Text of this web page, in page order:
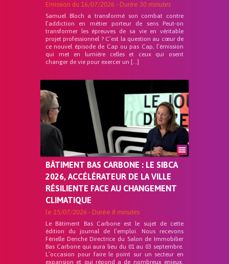
Emission du 16/07/2026 - Durée 30 minutes
Samuel Bloch a transformé son combat contre
l’addiction en métier porteur de sens Peut-on
transformer les épreuves de sa vie en véritable
projet professionnel ? C’est la question au cœur de
ce nouvel épisode de Cap ou pas Cap, l’émission
qui met en lumière celles et ceux qui osent
changer de vie pour exercer un […]
BÂTIMENT BAS CARBONE : LE SIBCA
2026, ACCÉLÉRATEUR DE LA VILLE
RÉSILIENTE FACE AU CHANGEMENT
CLIMATIQUE
le 15/07/2026 - Durée 8 minutes
Le Bâtiment Bas Carbone est le sujet de cette
édition du journal de l’emploi. Nous recevons
Férielle Deriche Directrice du Salon de Immobilier
Bas Carbone qui aura lieu du 01 au 03 septembre.
L’occasion pour faire le point sur un secteur en
expansion et qui répond a de nombreux enjeux.